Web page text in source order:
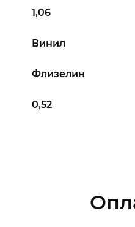
1,06
0,52
Флизелин
Винил